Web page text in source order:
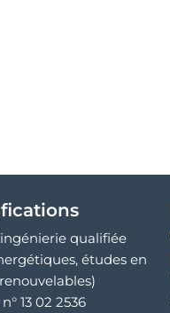
qualifiée
études en
13 02 2536